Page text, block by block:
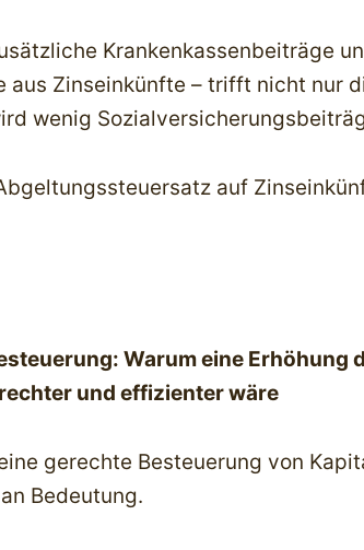
Krankenkassenbeiträge
Zinseinkünfte – trifft nicht nur
wenig
auf
Warum eine Erhöhung
und effizienter wäre
gerechte Besteuerung von
Bedeutung.